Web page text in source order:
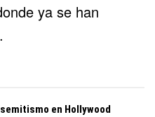
ya se han
en Hollywood